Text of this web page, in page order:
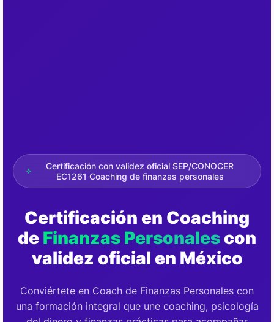
Certificación con validez oficial SEP/CONOCER
EC1261 Coaching de finanzas personales
Certificación en Coaching
de Finanzas Personalescon
validez oficial en México
Conviértete en Coach de Finanzas Personales con
una formación integral que une coaching, psicología